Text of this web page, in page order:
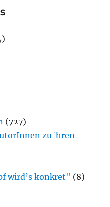
(727)
zu ihren
wird’s konkret" (8)